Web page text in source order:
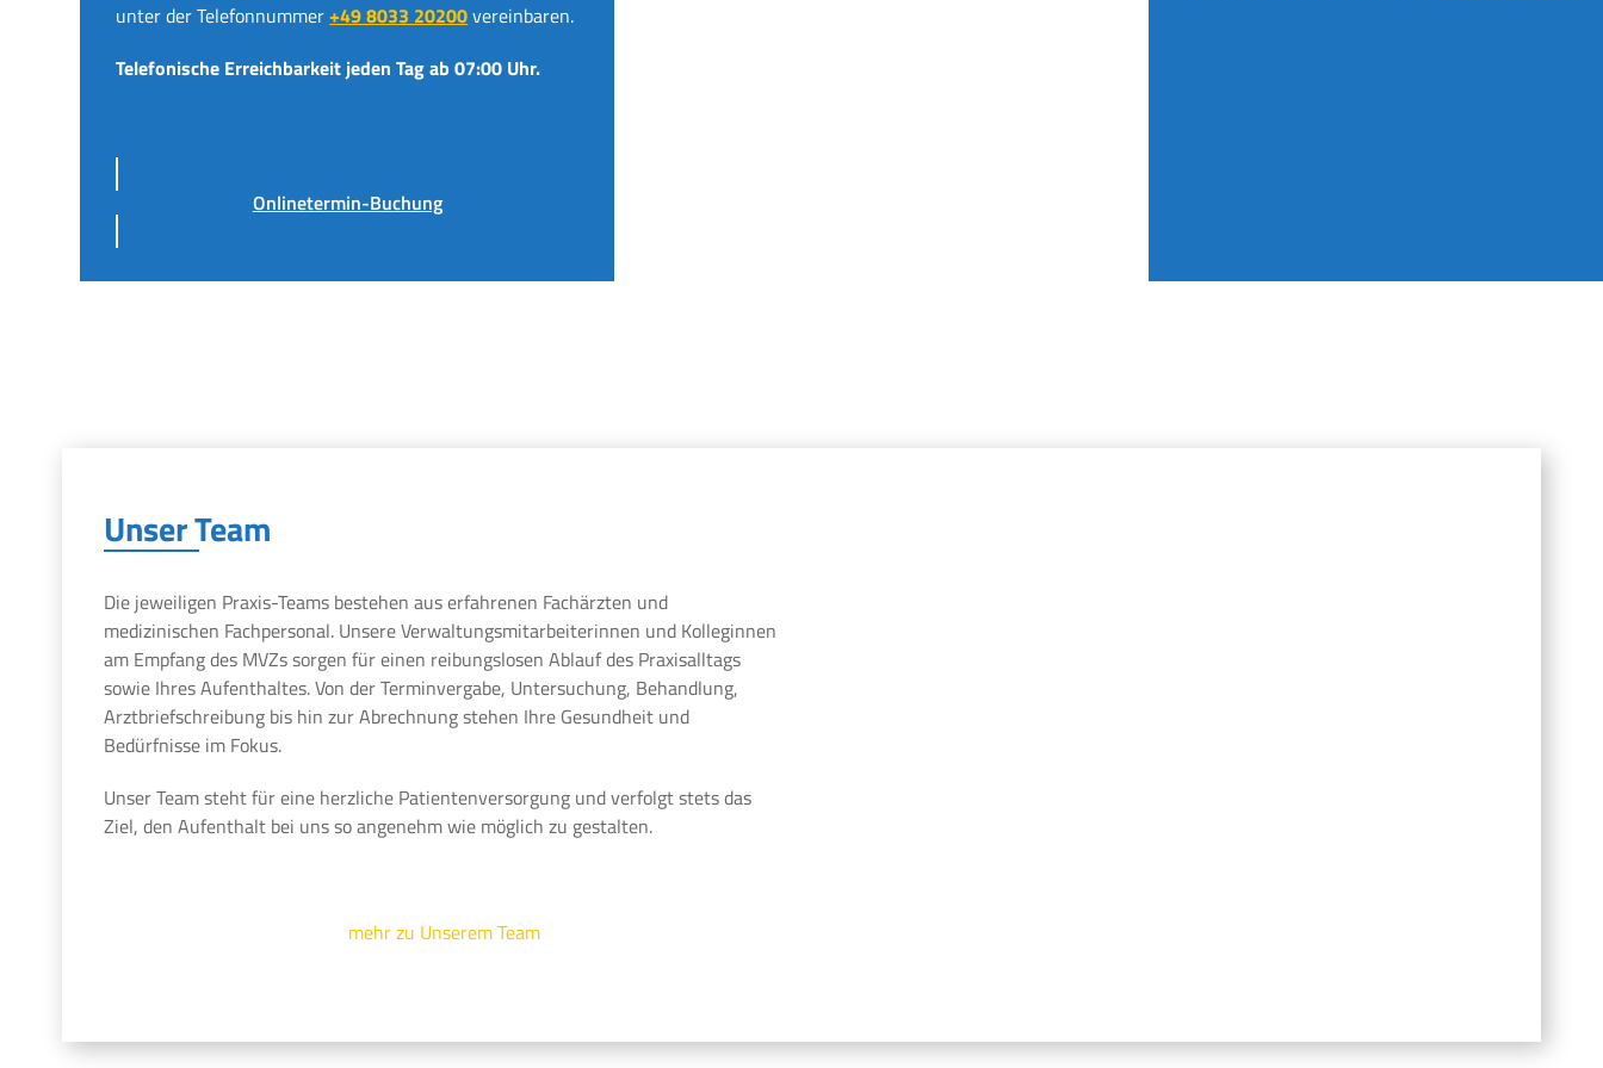
unter der Telefonnummer+49 8033 20200vereinbaren.
Telefonische Erreichbarkeit jeden Tag ab 07:00 Uhr.
Onlinetermin-Buchung
Unser Team
Die jeweiligen Praxis-Teams bestehen aus erfahrenen Fachärzten und
medizinischen Fachpersonal. Unsere Verwaltungsmitarbeiterinnen und Kolleginnen
am Empfang des MVZs sorgen für einen reibungslosen Ablauf des Praxisalltags
sowie Ihres Aufenthaltes. Von der Terminvergabe, Untersuchung, Behandlung,
Arztbriefschreibung bis hin zur Abrechnung stehen Ihre Gesundheit und
Bedürfnisse im Fokus.
Unser Team steht für eine herzliche Patientenversorgung und verfolgt stets das
Ziel, den Aufenthalt bei uns so angenehm wie möglich zu gestalten.
mehr zu Unserem Team